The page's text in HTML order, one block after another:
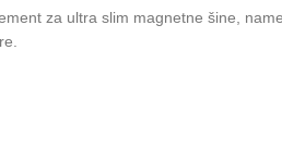
za ultra slim magnetne šine,